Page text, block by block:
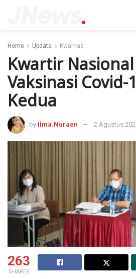
Home Update Kwarnas
Kwartir
Vaksinasi Covid-
Kedua
by Ilma.Nuraen 2 Agustus
263
SHARES